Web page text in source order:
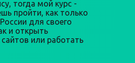
тогда мой курс -
пройти, как только
для своего
и открыть
или работать